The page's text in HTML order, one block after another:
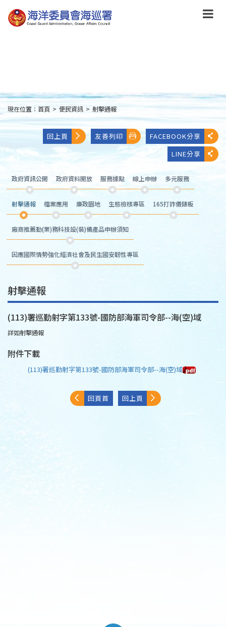
到
主
:::
現在位置： 首頁 > 便民資訊 > 射擊通報
回上頁 友善列印
FACEBOOK分享
LINE分享
政府資訊公開 政府資料開放 服務據點 線上申辦 多元服務
射擊通報 檔案應用 廉政園地 生態檢核專區 165打詐儀錶板
廠商推薦勤(業)務科技設(裝)備產品申辦須知
因應國際情勢強化經濟社會及民生國安韌性專區
射擊通報
(113)署巡勤射字第133號-國防部海軍司令部--海(空)域
詳如射擊通報
附件下載
(113)署巡勤射字第133號-國防部海軍司令部--海(空)域
回頁首 回上頁